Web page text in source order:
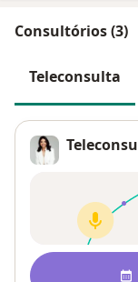
Consultórios (3)
Teleconsulta